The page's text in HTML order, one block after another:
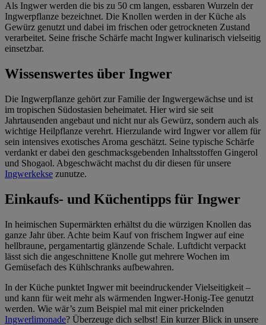
Als Ingwer werden die bis zu 50 cm langen, essbaren Wurzeln der
Ingwerpflanze bezeichnet. Die Knollen werden in der Küche als
Gewürz genutzt und dabei im frischen oder getrockneten Zustand
verarbeitet. Seine frische Schärfe macht Ingwer kulinarisch vielseitig
einsetzbar.
Wissenswertes über Ingwer
Die Ingwerpflanze gehört zur Familie der Ingwergewächse und ist
im tropischen Südostasien beheimatet. Hier wird sie seit
Jahrtausenden angebaut und nicht nur als Gewürz, sondern auch als
wichtige Heilpflanze verehrt. Hierzulande wird Ingwer vor allem für
sein intensives exotisches Aroma geschätzt. Seine typische Schärfe
verdankt er dabei den geschmacksgebenden Inhaltsstoffen Gingerol
und Shogaol. Abgeschwächt machst du dir diesen für unsere
Ingwerkekse zunutze.
Einkaufs- und Küchentipps für Ingwer
In heimischen Supermärkten erhältst du die würzigen Knollen das
ganze Jahr über. Achte beim Kauf von frischem Ingwer auf eine
hellbraune, pergamentartig glänzende Schale. Luftdicht verpackt
lässt sich die angeschnittene Knolle gut mehrere Wochen im
Gemüsefach des Kühlschranks aufbewahren.
In der Küche punktet Ingwer mit beeindruckender Vielseitigkeit –
und kann für weit mehr als wärmenden Ingwer-Honig-Tee genutzt
werden. Wie wär’s zum Beispiel mal mit einer prickelnden
Ingwerlimonade? Überzeuge dich selbst! Ein kurzer Blick in unsere